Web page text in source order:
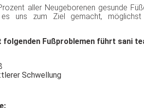
aller Neugeborenen gesunde
uns zum Ziel gemacht, möglichst
folgenden Fußproblemen führt sani
Schwellung